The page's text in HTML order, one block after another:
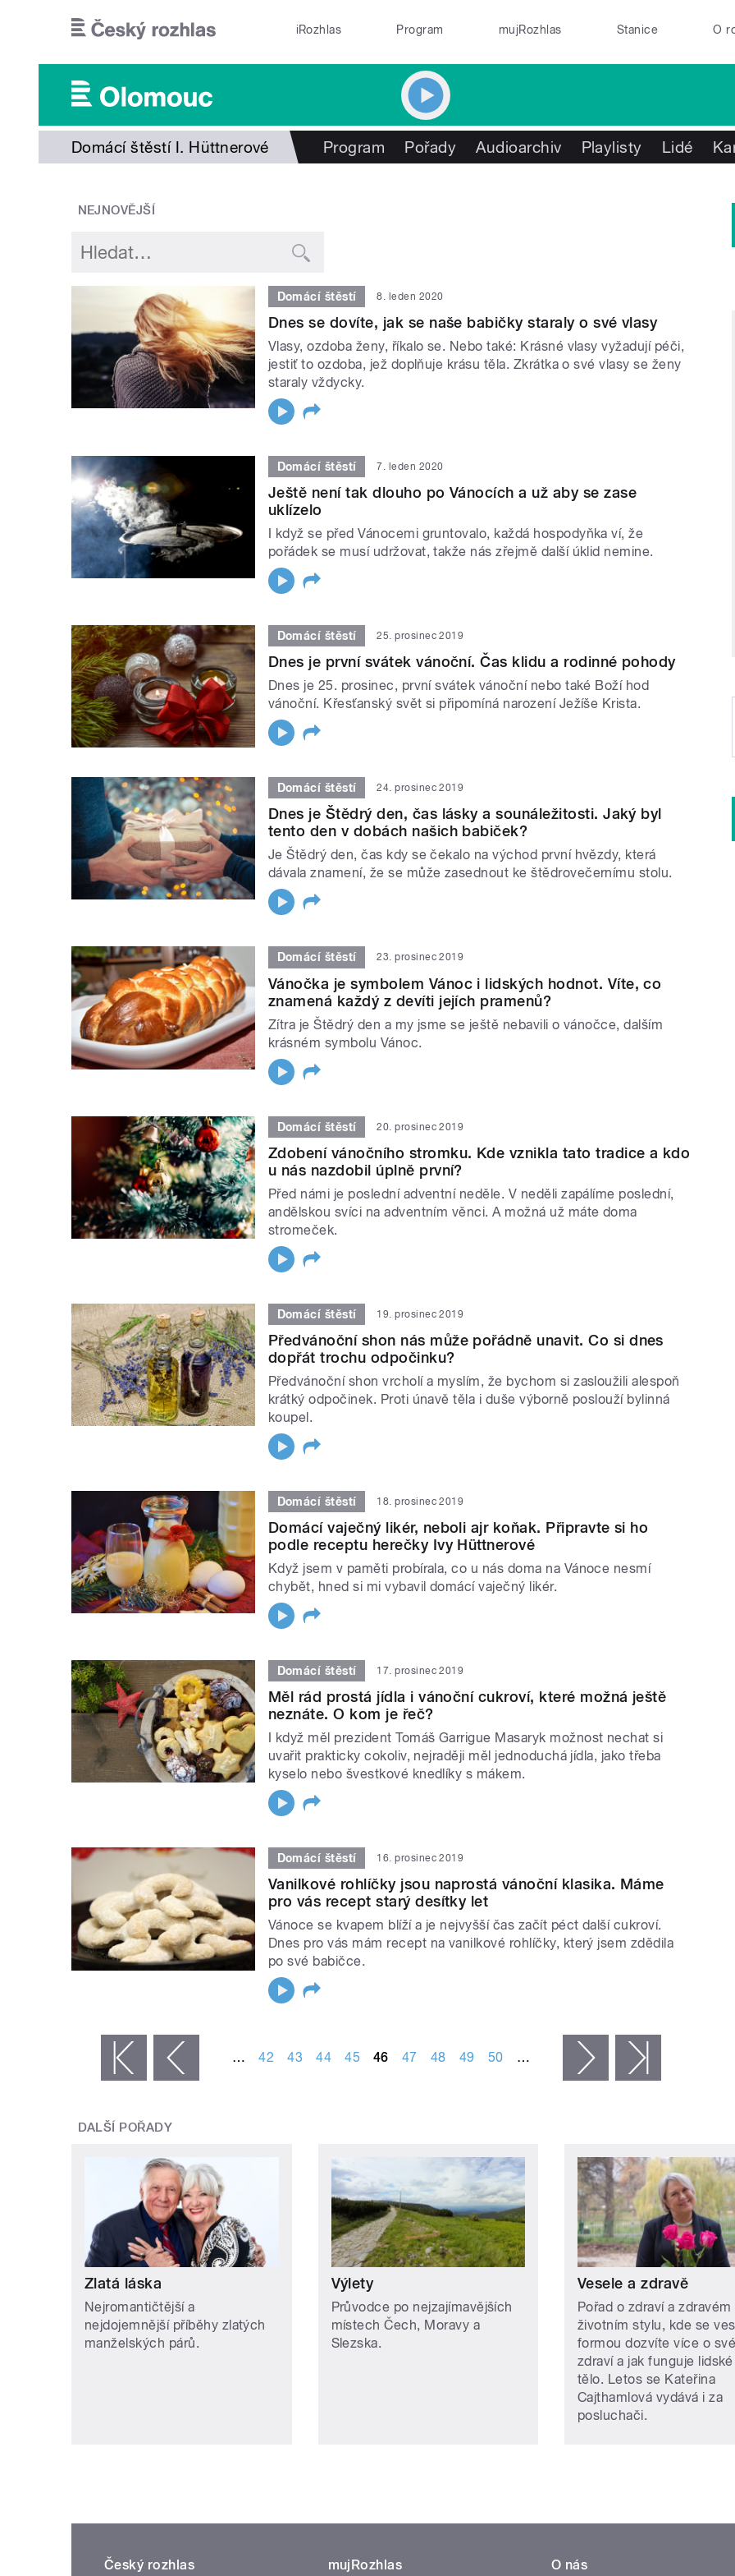
iRozhlas Program mujRozhlas Stanice O
Domácí štěstí I. Hüttnerové Program Pořady Audioarchiv Playlisty Lidé
NEJNOVĚJŠÍ
Domácí štěstí 8. leden 2020
Dnes se dovíte, jak se naše babičky staraly o své vlasy
Vlasy, ozdoba ženy, říkalo se. Nebo také: Krásné vlasy vyžadují péči,
jestiť to ozdoba, jež doplňuje krásu těla. Zkrátka o své vlasy se ženy
staraly vždycky.
Domácí štěstí 7. leden 2020
Ještě není tak dlouho po Vánocích a už aby se zase
uklízelo
I když se před Vánocemi gruntovalo, každá hospodyňka ví, že
pořádek se musí udržovat, takže nás zřejmě další úklid nemine.
Domácí štěstí 25. prosinec 2019
Dnes je první svátek vánoční. Čas klidu a rodinné pohody
Dnes je 25. prosinec, první svátek vánoční nebo také Boží hod
vánoční. Křesťanský svět si připomíná narození Ježíše Krista.
Domácí štěstí 24. prosinec 2019
Dnes je Štědrý den, čas lásky a sounáležitosti. Jaký byl
tento den v dobách našich babiček?
Je Štědrý den, čas kdy se čekalo na východ první hvězdy, která
dávala znamení, že se může zasednout ke štědrovečernímu stolu.
Domácí štěstí 23. prosinec 2019
Vánočka je symbolem Vánoc i lidských hodnot. Víte, co
znamená každý z devíti jejích pramenů?
Zítra je Štědrý den a my jsme se ještě nebavili o vánočce, dalším
krásném symbolu Vánoc.
Domácí štěstí 20. prosinec 2019
Zdobení vánočního stromku. Kde vznikla tato tradice a kdo
u nás nazdobil úplně první?
Před námi je poslední adventní neděle. V neděli zapálíme poslední,
andělskou svíci na adventním věnci. A možná už máte doma
stromeček.
Domácí štěstí 19. prosinec 2019
Předvánoční shon nás může pořádně unavit. Co si dnes
dopřát trochu odpočinku?
Předvánoční shon vrcholí a myslím, že bychom si zasloužili alespoň
krátký odpočinek. Proti únavě těla i duše výborně poslouží bylinná
koupel.
Domácí štěstí 18. prosinec 2019
Domácí vaječný likér, neboli ajr koňak. Připravte si ho
podle receptu herečky Ivy Hüttnerové
Když jsem v paměti probírala, co u nás doma na Vánoce nesmí
chybět, hned si mi vybavil domácí vaječný likér.
Domácí štěstí 17. prosinec 2019
Měl rád prostá jídla i vánoční cukroví, které možná ještě
neznáte. O kom je řeč?
I když měl prezident Tomáš Garrigue Masaryk možnost nechat si
uvařit prakticky cokoliv, nejraději měl jednoduchá jídla, jako třeba
kyselo nebo švestkové knedlíky s mákem.
Domácí štěstí 16. prosinec 2019
Vanilkové rohlíčky jsou naprostá vánoční klasika. Máme
pro vás recept starý desítky let
Vánoce se kvapem blíží a je nejvyšší čas začít péct další cukroví.
Dnes pro vás mám recept na vanilkové rohlíčky, který jsem zdědila
po své babičce.
‹ předchozí … 42 43 44 45 46 47 48 49 50 … následující ›
DALŠÍ POŘADY
Zlatá láska
Nejromantičtější a
nejdojemnější příběhy zlatých
manželských párů.
Výlety
Průvodce po nejzajímavějších
místech Čech, Moravy a
Slezska.
Vesele a zdravě
Pořad o zdraví a zdravém
životním stylu, kde se
formou dozvíte více o
zdraví a jak funguje lidské
tělo. Letos se Kateřina
Cajthamlová vydává i za
posluchači.
Český rozhlas mujRozhlas O nás